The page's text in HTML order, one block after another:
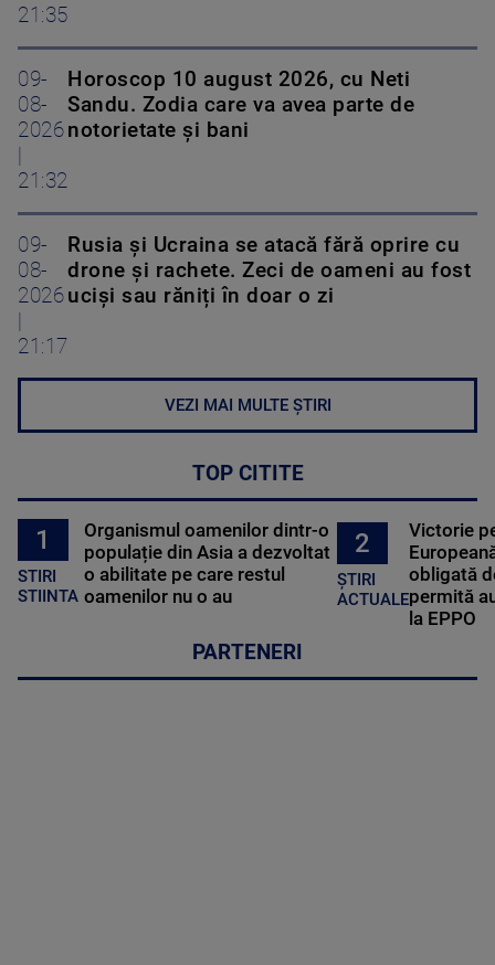
21:35
09-
08-
2026
21:32
Horoscop 10 august 2026, cu Neti
Sandu. Zodia care va avea parte de
notorietate și bani
09-
08-
2026
21:17
Rusia și Ucraina se atacă fără oprire cu
drone și rachete. Zeci de oameni au fost
uciși sau răniți în doar o zi
VEZI MAI MULTE ȘTIRI
TOP CITITE
1
STIRI
STIINTA
Organismul oamenilor dintr-o
populație din Asia a dezvoltat
o abilitate pe care restul
oamenilor nu o au
2
ȘTIRI
ACTUALE
Victorie
obligată
permită
la EPPO
PARTENERI